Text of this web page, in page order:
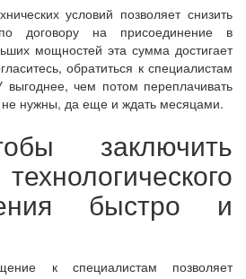
условий позволяет снизить
договору на присоединение в
мощностей эта сумма достигает
обратиться к специалистам
чем потом переплачивать
нужны, да еще и ждать месяцами.
заключить
быстро и
к специалистам позволяет